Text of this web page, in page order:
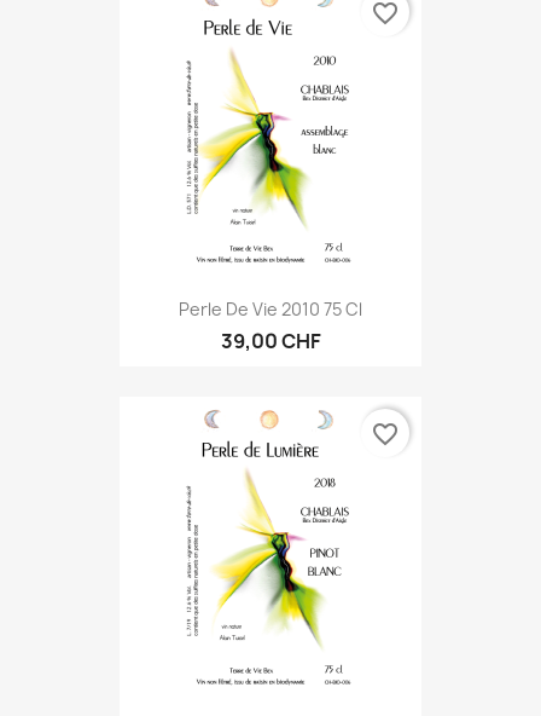
Perle De Vie 2010 75 Cl
39,00 CHF
favorite_border
favorite_border